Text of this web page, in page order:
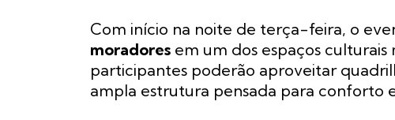
Com início na noite de terça-feira, o
moradores em um dos espaços culturais
participantes poderão aproveitar
ampla estrutura pensada para conforto